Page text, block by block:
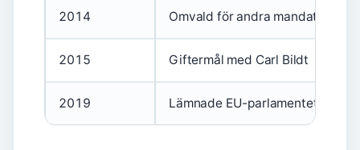
2014 Omvald för andra
2015 Giftermål med Carl Bildt
2019 Lämnade EU-parlamentet